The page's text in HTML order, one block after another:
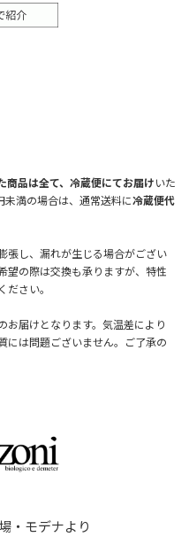
商品は全て、冷蔵便にてお届けいた
満の場合は、通常送料に冷蔵便代
張し、漏れが生じる場合がござい
望の際は交換も承りますが、特性
さい。
お届けとなります。気温差により
には問題ございません。ご了承の
・モデナより